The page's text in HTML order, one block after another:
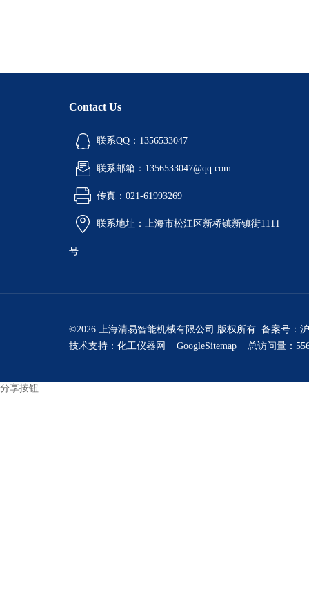
Contact Us
联系QQ：1356533047
联系邮箱：1356533047@qq.com
传真：021-61993269
联系地址：上海市松江区新桥镇新镇街1111
号
©2026 上海清易智能机械有限公司 版权所有 备案号：
技术支持： 化工仪器网 GoogleSitemap 总访问量：
分享按钮